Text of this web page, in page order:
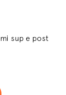
sup e post